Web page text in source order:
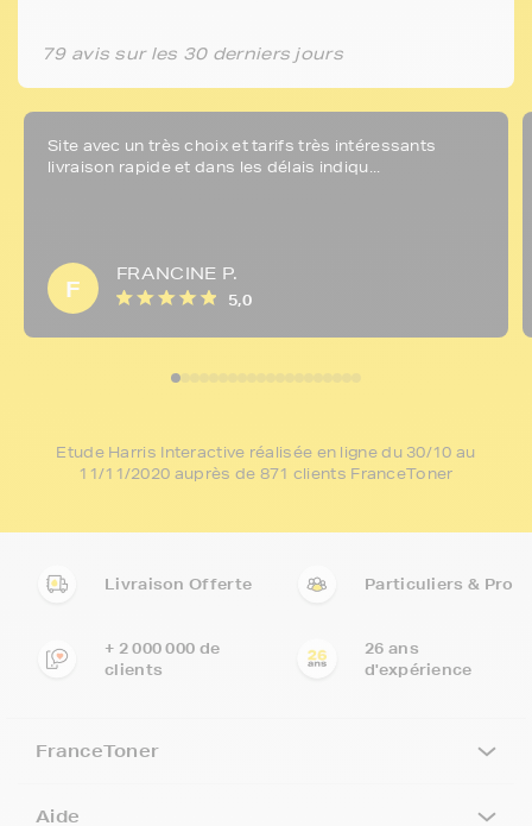
79 avis sur les 30 derniers jours
Site avec un très choix et tarifs très intéressants
livraison rapide et dans les délais indiqu...
F
FRANCINE P.
5,0
Etude Harris Interactive réalisée en ligne du 30/10 au
11/11/2020 auprès de 871 clients FranceToner
Livraison Offerte Particuliers & Pro
+ 2 000 000 de
clients
26 ans
d'expérience
FranceToner
Aide